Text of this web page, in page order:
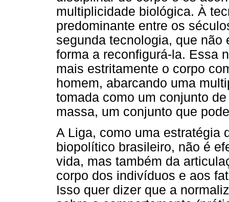
multiplicidade biológica. À
predominante entre os
segunda tecnologia, que
forma a reconfigurá-la. Essa
mais estritamente o corpo
homem, abarcando uma
tomada como um conjunto
massa, um conjunto que
A Liga, como uma estratégia
biopolítico brasileiro, não é
vida, mas também da
corpo dos indivíduos e aos
Isso quer dizer que a